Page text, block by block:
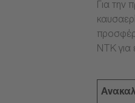
Για την
NTK